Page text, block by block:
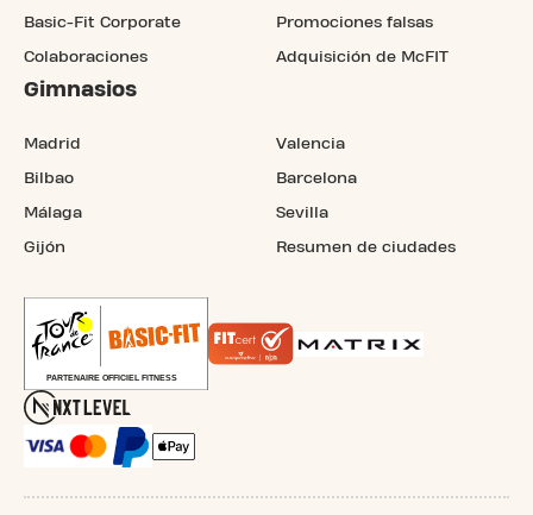
Basic-Fit Corporate
Colaboraciones
Promociones falsas
Adquisición de McFIT
Gimnasios
Madrid
Bilbao
Málaga
Gijón
Valencia
Barcelona
Sevilla
Resumen de ciudades